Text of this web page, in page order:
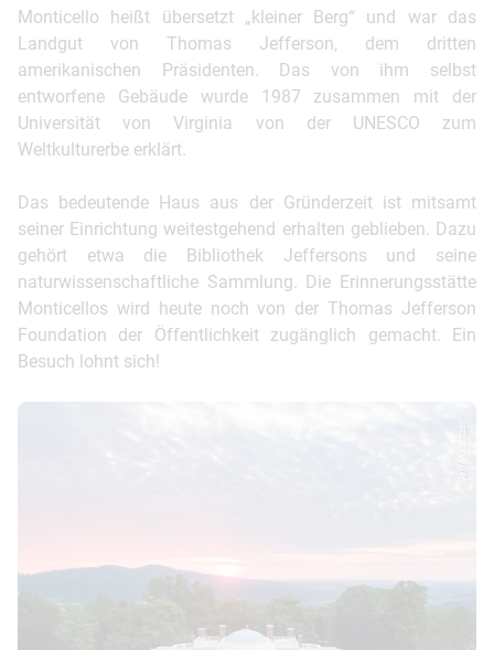
Monticello heißt übersetzt „kleiner Berg“ und war das
Landgut von Thomas Jefferson, dem dritten
amerikanischen Präsidenten. Das von ihm selbst
entworfene Gebäude wurde 1987 zusammen mit der
Universität von Virginia von der UNESCO zum
Weltkulturerbe erklärt.
Das bedeutende Haus aus der Gründerzeit ist mitsamt
seiner Einrichtung weitestgehend erhalten geblieben. Dazu
gehört etwa die Bibliothek Jeffersons und seine
naturwissenschaftliche Sammlung. Die Erinnerungsstätte
Monticellos wird heute noch von der Thomas Jefferson
Foundation der Öffentlichkeit zugänglich gemacht. Ein
Besuch lohnt sich!
© Jeff Mauritzen